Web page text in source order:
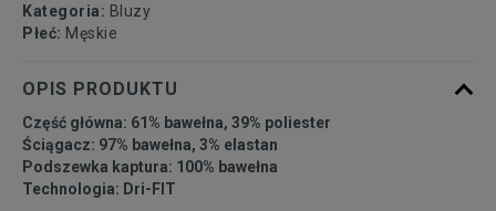
Kategoria: Bluzy
Płeć: Męskie
OPIS PRODUKTU
Część główna: 61% bawełna, 39% poliester
Ściągacz: 97% bawełna, 3% elastan
Podszewka kaptura: 100% bawełna
Technologia: Dri-FIT